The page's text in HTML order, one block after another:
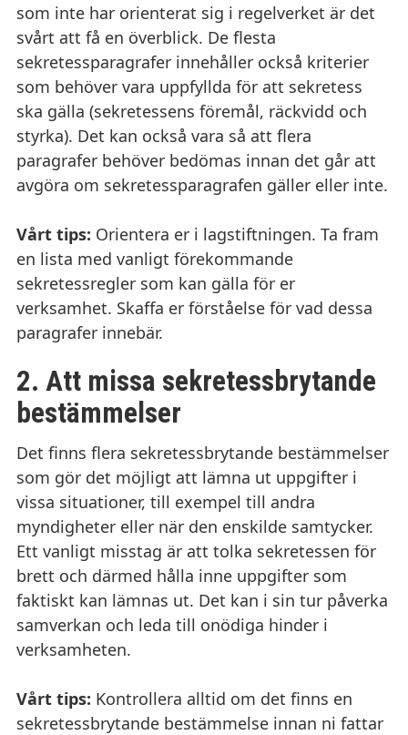
som inte har orienterat sig i regelverket är det
svårt att få en överblick. De flesta
sekretessparagrafer innehåller också kriterier
som behöver vara uppfyllda för att sekretess
ska gälla (sekretessens föremål, räckvidd och
styrka). Det kan också vara så att flera
paragrafer behöver bedömas innan det går att
avgöra om sekretessparagrafen gäller eller inte.
Vårt tips: Orientera er i lagstiftningen. Ta fram
en lista med vanligt förekommande
sekretessregler som kan gälla för er
verksamhet. Skaffa er förståelse för vad dessa
paragrafer innebär.
2. Att missa sekretessbrytande
bestämmelser
Det finns flera sekretessbrytande bestämmelser
som gör det möjligt att lämna ut uppgifter i
vissa situationer, till exempel till andra
myndigheter eller när den enskilde samtycker.
Ett vanligt misstag är att tolka sekretessen för
brett och därmed hålla inne uppgifter som
faktiskt kan lämnas ut. Det kan i sin tur påverka
samverkan och leda till onödiga hinder i
verksamheten.
Vårt tips: Kontrollera alltid om det finns en
sekretessbrytande bestämmelse innan ni fattar